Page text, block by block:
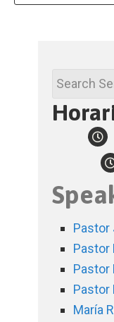
Pastor
Pastor
Pastor
Pastor
María